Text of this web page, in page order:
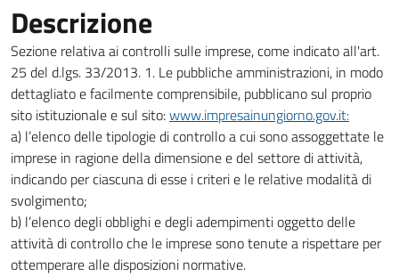
Descrizione
Sezione relativa ai controlli sulle imprese, come indicato all'art.
25 del d.lgs. 33/2013. 1. Le pubbliche amministrazioni, in modo
dettagliato e facilmente comprensibile, pubblicano sul proprio
sito istituzionale e sul sito:www.impresainungiorno.gov.it:
a) l’elenco delle tipologie di controllo a cui sono assoggettate le
imprese in ragione della dimensione e del settore di attività,
indicando per ciascuna di esse i criteri e le relative modalità di
svolgimento;
b) l’elenco degli obblighi e degli adempimenti oggetto delle
attività di controllo che le imprese sono tenute a rispettare per
ottemperare alle disposizioni normative.